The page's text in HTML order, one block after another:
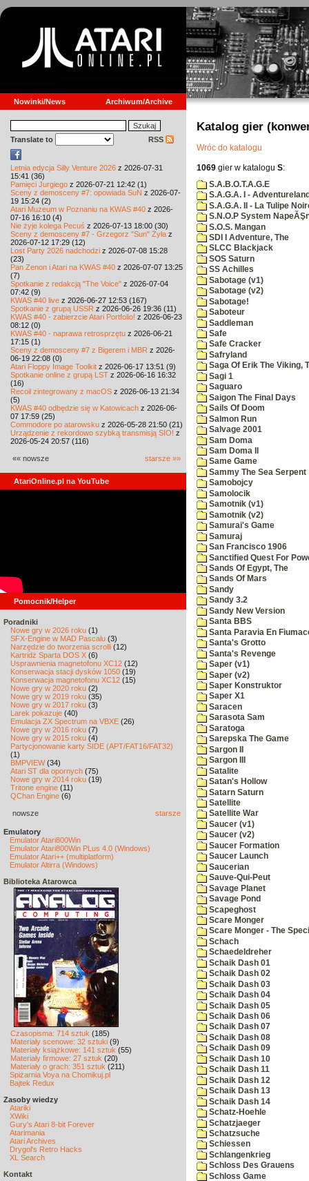
Nowinki/News Archiwum/Archive
Translate to RSS
Letnia edycja Silly Venture 2026 z 2026-07-31
15:41 (36)
Pamięci Jurgiego z 2026-07-21 12:42 (1)
Sceny z demosceny #7: opowiada SuN z 2026-07-
19 15:24 (2)
Atari Muzeum w Poznaniu na KWAS #40 z 2026-
07-16 16:10 (4)
Nie żyje kolega Pecuś z 2026-07-13 18:00 (30)
Sceny z demosceny #7 - Grzegorz "Sun" Żyła z
2026-07-12 17:29 (12)
Lost Party 2026 nadchodzi z 2026-07-08 15:28
(23)
Pan Zenon i Atari na KWAS #40 z 2026-07-07 13:25
(7)
Spotkanie z redakcją "The Voice" z 2026-07-04
07:42 (9)
KWAS #40 live z 2026-06-27 12:53 (167)
Spotkanie z grupą USSR z 2026-06-26 19:36 (11)
KWAS #40 - zabierzcie Atari Portfolio! z 2026-06-23
08:12 (0)
KWAS #40 - naprawa retrosprzętu z 2026-06-21
17:15 (1)
Sceny z demosceny #7 z Bigerem i MBR z 2026-
06-19 22:08 (0)
Atari Floppy Image Toolkit z 2026-06-17 13:51 (9)
Spotkanie online z grupą LST z 2026-06-16 16:32
(16)
Recoil zintegrowany z macOS z 2026-06-13 21:34
(5)
KWAS #40 odbędzie się w Katowicach z 2026-06-
07 17:59 (25)
Commodore po atarowsku z 2026-05-28 21:50 (21)
Urządzenie z rekordowo szybką transmisją SIO! z
2026-05-24 20:57 (116)
«« nowsze starsze »»
AtariOnline.pl na YouTube
Pomocnik/Helper
Poradniki
Nowe gry w 2026 roku (1)
SFX-Engine w MAD Pascalu (3)
Narzędzie do tworzenia scrolli (12)
Kartridż Sparta DOS X (6)
Usprawnienia magnetofonu XC12 (12)
Konserwacja stacji dysków 1050 (19)
Konserwacja magnetofonu XC12 (15)
Nowe gry w 2020 roku (2)
Nowe gry w 2019 roku (35)
Nowe gry w 2017 roku (3)
Larek pokazuje (40)
Emulacja ZX Spectrum na VBXE (26)
Nowe gry w 2016 roku (7)
Nowe gry w 2015 roku (4)
Partycjonowanie karty SIDE (APT/FAT16/FAT32)
(1)
BMPVIEW(34)
Atari ST dla opornych (75)
Nowe gry w 2014 roku (19)
Tritone engine (11)
QChan Engine (6)
nowsze starsze
Emulatory
Emulator Atari800Win
Emulator Atari800Win PLus 4.0 (Windows)
Emulator Atari++ (multiplatform)
Emulator Altirra (Windows)
Biblioteka Atarowca
Czasopisma: 714 sztuk (185)
Materiały scenowe: 32 sztuki (9)
Materiały książkowe: 141 sztuk (55)
Materiały firmowe: 27 sztuk (20)
Materiały o grach: 351 sztuk (211)
Spiżarnia Voya na Chomikuj.pl
Bajtek Redux
Zasoby wiedzy
Atariki
XWiki
Gury's Atari 8-bit Forever
Atarimania
Atari Archives
Drygol's Retro Hacks
XL Search
Kontakt
Katalog gier
Wróc do katalogu
1069 gier w katalogu S:
S.A.B.O.T.A.G.E
S.A.G.A. I -
S.A.G.A. II - La Tulipe
S.N.O.P System
S.O.S. Mangan
SDI I Adventure, The
SLCC Blackjack
SOS Saturn
SS Achilles
Sabotage (v1)
Sabotage (v2)
Sabotage!
Saboteur
Saddleman
Safe
Safe Cracker
Safryland
Saga Of Erik The Viking,
Sagi 1
Saguaro
Saigon The Final Days
Sails Of Doom
Salmon Run
Salvage 2001
Sam Doma
Sam Doma II
Same Game
Sammy The Sea Serpent
Samobojcy
Samolocik
Samotnik (v1)
Samotnik (v2)
Samurai's Game
Samuraj
San Francisco 1906
Sanctified Quest For
Sands Of Egypt, The
Sands Of Mars
Sandy
Sandy 3.2
Sandy New Version
Santa BBS
Santa Paravia En
Santa's Grotto
Santa's Revenge
Saper (v1)
Saper (v2)
Saper Konstruktor
Saper X1
Saracen
Sarasota Sam
Saratoga
Sarepska The Game
Sargon II
Sargon III
Satalite
Satan's Hollow
Satarn Saturn
Satellite
Satellite War
Saucer (v1)
Saucer (v2)
Saucer Formation
Saucer Launch
Saucerian
Sauve-Qui-Peut
Savage Planet
Savage Pond
Scapeghost
Scare Monger
Scare Monger - The
Schach
Schaedeldreher
Schaik Dash 01
Schaik Dash 02
Schaik Dash 03
Schaik Dash 04
Schaik Dash 05
Schaik Dash 06
Schaik Dash 07
Schaik Dash 08
Schaik Dash 09
Schaik Dash 10
Schaik Dash 11
Schaik Dash 12
Schaik Dash 13
Schaik Dash 14
Schatz-Hoehle
Schatzjaeger
Schatzsuche
Schiessen
Schlangenkrieg
Schloss Des Grauens
Schloss Game